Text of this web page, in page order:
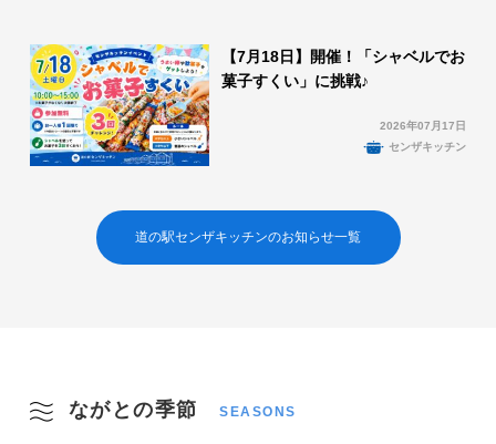
【7月18日】開催！「シャベルでお
菓子すくい」に挑戦♪
2026年07月17日
センザキッチン
道の駅センザキッチンのお知らせ一覧
ながとの季節 SEASONS